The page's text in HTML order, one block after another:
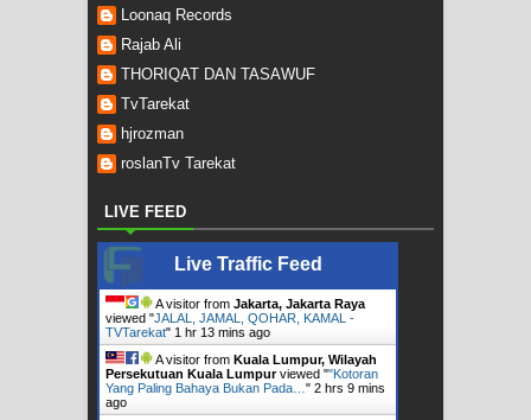
Loonaq Records
Rajab Ali
THORIQAT DAN TASAWUF
TvTarekat
hjrozman
roslanTv Tarekat
LIVE FEED
Live Traffic Feed
A visitor from Jakarta, Jakarta Raya
viewed "JALAL, JAMAL, QOHAR, KAMAL -
TVTarekat" 1 hr 13 mins ago
A visitor from Kuala Lumpur, Wilayah
Persekutuan Kuala Lumpurviewed ""Kotoran
Yang Paling Bahaya Bukan Pada… " 2 hrs 9 mins
ago